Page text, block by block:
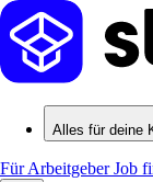
Alles für deine
Für ArbeitgeberJob